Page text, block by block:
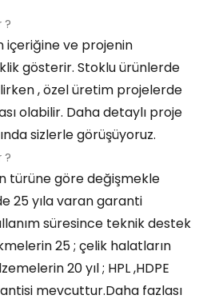
?
içeriğine ve projenin
gösterir. Stoklu ürünlerde
, özel üretim projelerde
olabilir. Daha detaylı proje
sizlerle görüşüyoruz.
?
türüne göre değişmekle
25 yıla varan garanti
süresince teknik destek
25 ; çelik halatların
20 yıl ; HPL ,HDPE
mevcuttur.Daha fazlası